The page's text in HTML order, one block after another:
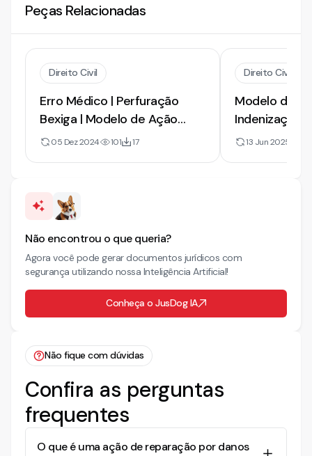
Peças Relacionadas
Direito Civil
Erro Médico | Perfuração
Bexiga | Modelo de Ação
Indenizatória
05 Dez 2024 101 17
Direito Civil
Modelo de
Indenização
- Morte do
13 Jun 2025
Não encontrou o que queria?
Agora você pode gerar documentos jurídicos com
segurança utilizando nossa Inteligência Artificial!
Conheça o JusDog IA
Não fique com dúvidas
Confira as perguntas
frequentes
O que é uma ação de reparação por danos